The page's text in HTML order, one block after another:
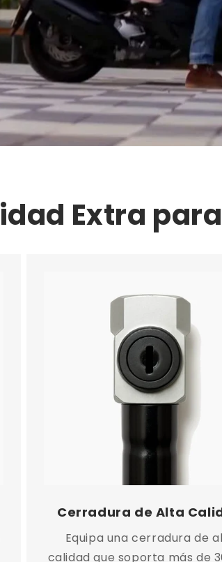
Extra
Cerradura de Alta
Equipa una cerradura de
calidad que soporta más de